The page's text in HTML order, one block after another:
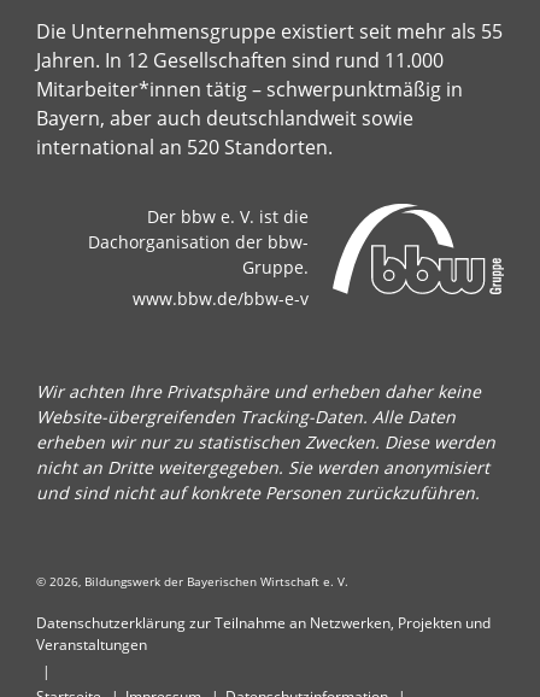
Die Unternehmensgruppe existiert seit mehr als 55
Jahren. In 12 Gesellschaften sind rund 11.000
Mitarbeiter*innen tätig – schwerpunktmäßig in
Bayern, aber auch deutschlandweit sowie
international an 520 Standorten.
Der bbw e. V. ist die
Dachorganisation der bbw-
Gruppe.
www.bbw.de/bbw-e-v
Wir achten Ihre Privatsphäre und erheben daher keine
Website-übergreifenden Tracking-Daten. Alle Daten
erheben wir nur zu statistischen Zwecken. Diese werden
nicht an Dritte weitergegeben. Sie werden anonymisiert
und sind nicht auf konkrete Personen zurückzuführen.
© 2026, Bildungswerk der Bayerischen Wirtschaft e. V.
Datenschutzerklärung zur Teilnahme an Netzwerken, Projekten und
Veranstaltungen